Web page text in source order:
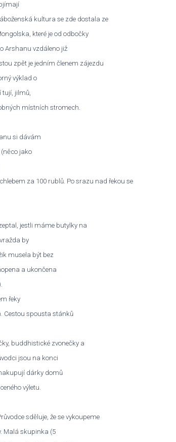
kultura se zde dostala ze
které je od odbočky
Arshanu vzdáleno již
zpět je jedním členem zájezdu
výklad o
tují, jilmů,
místních stromech.
si dávám
jako
za 100 rublů. Po srazu nad řekou se
jestli máme butylky na
by
musela být bez
a ukončena
řeky
Cestou spousta stánků
buddhistické zvonečky a
jsou na konci
dárky domů
výletu.
sděluje, že se vykoupeme
Malá skupinka (5